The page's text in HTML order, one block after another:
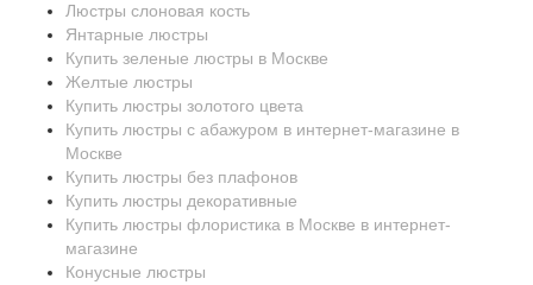
Люстры слоновая кость
Янтарные люстры
Купить зеленые люстры в Москве
Желтые люстры
Купить люстры золотого цвета
Купить люстры с абажуром в интернет-магазине в
Москве
Купить люстры без плафонов
Купить люстры декоративные
Купить люстры флористика в Москве в интернет-
магазине
Конусные люстры